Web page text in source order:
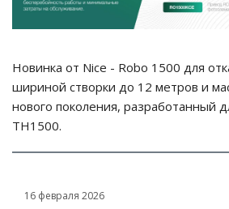
Новинка от Nice - Robo 1500 для
шириной створки до 12 метров и
нового поколения, разработанный
TH1500.
16 февраля 2026